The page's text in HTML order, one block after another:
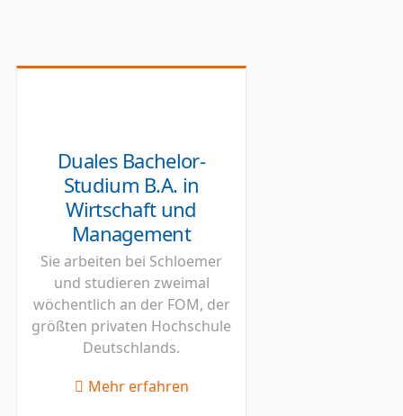
Duales Bachelor-
Studium B.A. in
Wirtschaft und
Management
Sie arbeiten bei Schloemer
und studieren zweimal
wöchentlich an der FOM, der
größten privaten Hochschule
Deutschlands.
Mehr erfahren